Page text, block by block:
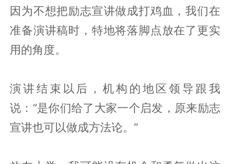
因为不想把励志宣讲做成打鸡血，我们在
准备演讲稿时，特地将落脚点放在了更实
用的角度。
演讲结束以后，机构的地区领导跟我
说：“是你们给了大家一个启发，原来励志
宣讲也可以做成方法论。”